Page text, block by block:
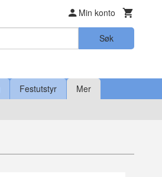
Min konto
Søk
Festutstyr Mer